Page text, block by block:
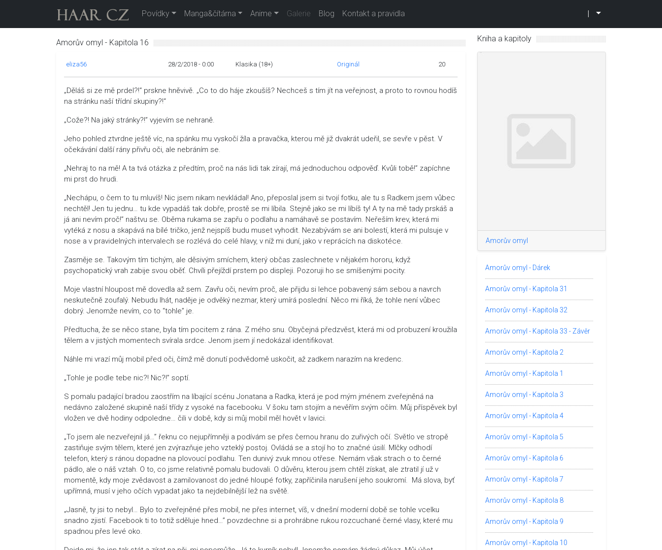
Povídky Manga&čítárna Anime Galerie Blog Kontakt a pravidla
Amorův omyl - Kapitola 16
eliza56 28/2/2018 - 0:00 Klasika (18+) Originál 20
„Děláš si ze mě prdel?!“ prskne hněvivě. „Co to do háje zkoušíš? Nechceš s tím jít na veřejnost, a proto to rovnou hodíš
na stránku naší třídní skupiny?!“
„Cože?! Na jaký stránky?!” vyjevím se nehraně.
Jeho pohled ztvrdne ještě víc, na spánku mu vyskočí žíla a pravačka, kterou mě již dvakrát udeřil, se sevře v pěst. V
očekávání další rány přivřu oči, ale nebráním se.
„Nehraj to na mě! A ta tvá otázka z předtím, proč na nás lidi tak zírají, má jednoduchou odpověď. Kvůli tobě!” zapíchne
mi prst do hrudi.
„Nechápu, o čem to tu mluvíš! Nic jsem nikam nevkládal! Ano, přeposlal jsem si tvojí fotku, ale tu s Radkem jsem vůbec
nechtěl! Jen tu jednu… tu kde vypadáš tak dobře, prostě se mi líbila. Stejně jako se mi líbíš ty! A ty na mě tady prskáš a
já ani nevím proč!” naštvu se. Oběma rukama se zapřu o podlahu a namáhavě se postavím. Neřeším krev, která mi
vytéká z nosu a skapává na bílé tričko, jenž nejspíš budu muset vyhodit. Nezabývám se ani bolestí, která mi pulsuje v
nose a v pravidelných intervalech se rozlévá do celé hlavy, v níž mi duní, jako v reprácích na diskotéce.
Zasměje se. Takovým tím tichým, ale děsivým smíchem, který občas zaslechnete v nějakém hororu, když
psychopatický vrah zabije svou oběť. Chvíli přejíždí prstem po displeji. Pozoruji ho se smíšenými pocity.
Moje vlastní hloupost mě dovedla až sem. Zavřu oči, nevím proč, ale přijdu si lehce pobavený sám sebou a navrch
neskutečně zoufalý. Nebudu lhát, naděje je odvěký nezmar, který umírá poslední. Něco mi říká, že tohle není vůbec
dobrý. Jenomže nevím, co to “tohle” je.
Předtucha, že se něco stane, byla tím pocitem z rána. Z mého snu. Obyčejná předzvěst, která mi od probuzení kroužila
tělem a v jistých momentech svírala srdce. Jenom jsem jí nedokázal identifikovat.
Náhle mi vrazí můj mobil před oči, čímž mě donutí podvědomě uskočit, až zadkem narazím na kredenc.
„Tohle je podle tebe nic?! Nic?!” soptí.
S pomalu padající bradou zaostřím na líbající scénu Jonatana a Radka, která je pod mým jménem zveřejněná na
nedávno založené skupině naší třídy z vysoké na facebooku. V šoku tam stojím a nevěřím svým očím. Můj příspěvek byl
vložen ve dvě hodiny odpoledne… čili v době, kdy si můj mobil měl hovět v lavici.
„To jsem ale nezveřejnil já…” řeknu co nejupřímněji a podívám se přes černou hranu do zuřivých očí. Světlo ve stropě
zastiňuje svým tělem, které jen zvýrazňuje jeho vzteklý postoj. Ovládá se a stojí ho to značné úsilí. Mlčky odhodí
telefon, který s ránou dopadne na plovoucí podlahu. Ten dunivý zvuk mnou otřese. Nemám však strach o to černé
pádlo, ale o náš vztah. O to, co jsme relativně pomalu budovali. O důvěru, kterou jsem chtěl získat, ale ztratil jí už v
momentě, kdy moje zvědavost a zamilovanost do jedné hloupé fotky, zapříčinila narušení jeho soukromí. Má slova, byť
upřímná, musí v jeho očích vypadat jako ta nejdebilnější lež na světě.
„Jasně, ty jsi to nebyl… Bylo to zveřejněné přes mobil, ne přes internet, víš, v dnešní moderní době se tohle vcelku
snadno zjistí. Facebook ti to totiž sděluje hned…” povzdechne si a prohrábne rukou rozcuchané černé vlasy, které mu
spadnou přes levé oko.
Kniha a kapitoly
Amorův omyl
Amorův omyl - Dárek
Amorův omyl - Kapitola 31
Amorův omyl - Kapitola 32
Amorův omyl - Kapitola 33 - Závěr
Amorův omyl - Kapitola 2
Amorův omyl - Kapitola 1
Amorův omyl - Kapitola 3
Amorův omyl - Kapitola 4
Amorův omyl - Kapitola 5
Amorův omyl - Kapitola 6
Amorův omyl - Kapitola 7
Amorův omyl - Kapitola 8
Amorův omyl - Kapitola 9
Amorův omyl - Kapitola 10